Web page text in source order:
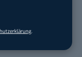
fahrerlose